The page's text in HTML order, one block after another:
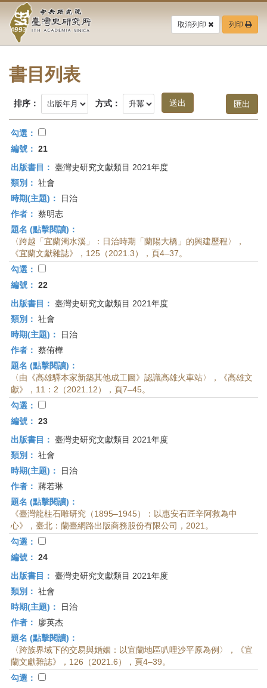
要
中
央
研
究
院-
臺
灣
史
研
究
所-
首
頁
取消列印 列印
書目列表
排序： 方式：
勾選：
編號： 21
出版書目： 臺灣史研究文獻類目 2021年度
類別： 社會
時期(主題)：
日治
作者： 蔡明志
題名 (點擊閱讀)：
〈跨越「宜蘭濁水溪」：日治時期「蘭陽大橋」的興建歷程〉，
《宜蘭文獻雜誌》，125（2021.3），頁4–37。
勾選：
編號： 22
出版書目： 臺灣史研究文獻類目 2021年度
類別： 社會
時期(主題)：
日治
作者： 蔡侑樺
題名 (點擊閱讀)：
〈由《高雄驛本家新築其他成工圖》認識高雄火車站〉，《高雄文
獻》，11：2（2021.12），頁7–45。
勾選：
編號： 23
出版書目： 臺灣史研究文獻類目 2021年度
類別： 社會
時期(主題)：
日治
作者： 蔣若琳
題名 (點擊閱讀)：
《臺灣龍柱石雕研究（1895–1945）：以惠安石匠辛阿救為中
心》，臺北：蘭臺網路出版商務股份有限公司，2021。
勾選：
編號： 24
出版書目： 臺灣史研究文獻類目 2021年度
類別： 社會
時期(主題)：
日治
作者：
廖英杰
題名 (點擊閱讀)：
〈跨族界域下的交易與婚姻：以宜蘭地區叭哩沙平原為例〉，《宜
蘭文獻雜誌》，126（2021.6），頁4–39。
勾選：